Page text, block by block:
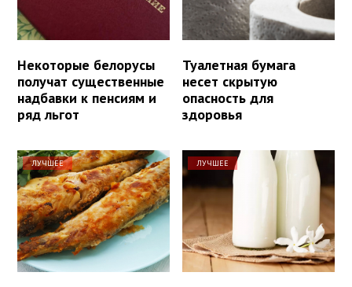
Некоторые белорусы
получат существенные
надбавки к пенсиям и
ряд льгот
Туалетная бумага
несет скрытую
опасность для
здоровья
ЛУЧШЕЕ ЛУЧШЕЕ